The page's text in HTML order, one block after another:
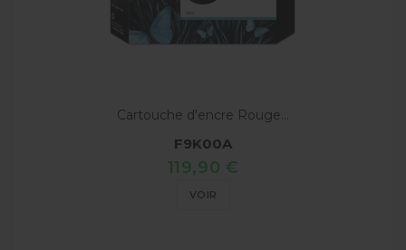
Cartouche d'encre Rouge...
F9K00A
119,90 €
VOIR